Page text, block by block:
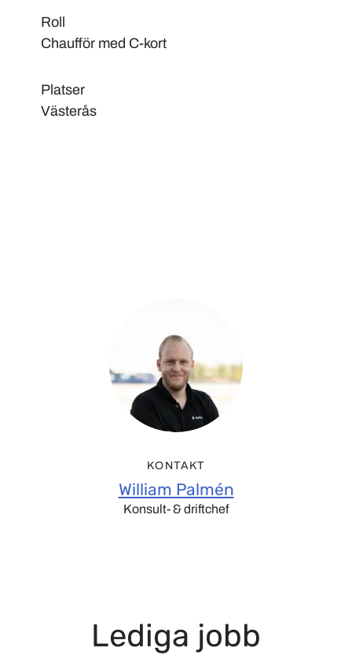
Roll
Chaufför med C-kort
Platser
Västerås
KONTAKT
William Palmén
Konsult- & driftchef
Lediga jobb